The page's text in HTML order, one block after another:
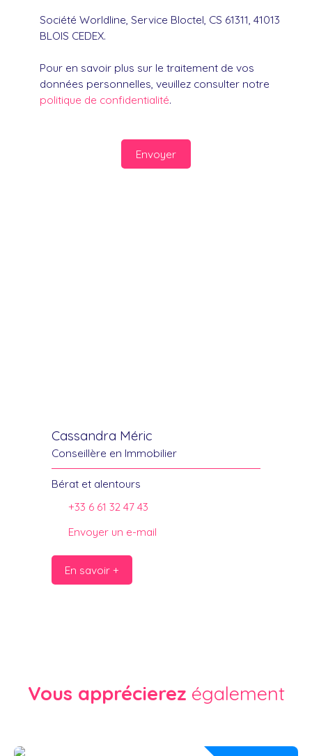
Société Worldline, Service Bloctel, CS 61311, 41013
BLOIS CEDEX.
Pour en savoir plus sur le traitement de vos
données personnelles, veuillez consulter notre
politique de confidentialité.
Envoyer
Cassandra Méric
Conseillère en Immobilier
Bérat et alentours
+33 6 61 32 47 43
Envoyer un e-mail
En savoir +
Vous apprécierez également